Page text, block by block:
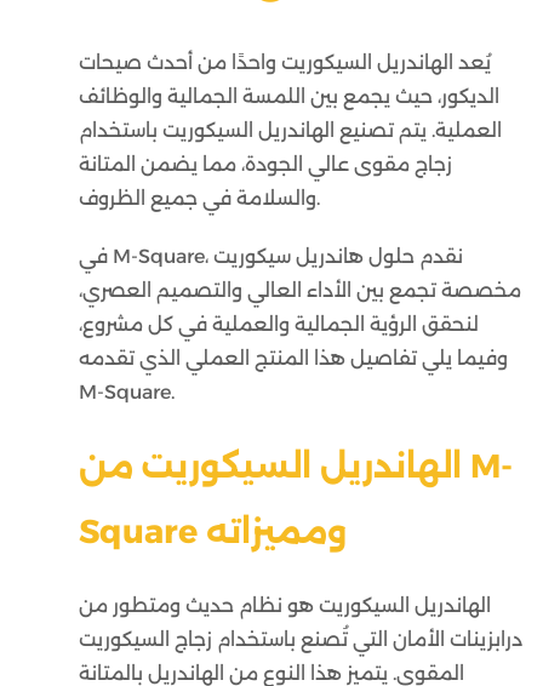
يُعد الهاندريل السيكوريت واحدًا من أحدث صيحات
الديكور، حيث يجمع بين اللمسة الجمالية والوظائف
العملية. يتم تصنيع الهاندريل السيكوريت باستخدام
زجاج مقوى عالي الجودة، مما يضمن المتانة
والسلامة في جميع الظروف.
في M-Square، نقدم حلول هاندريل سيكوريت
مخصصة تجمع بين الأداء العالي والتصميم العصري،
لنحقق الرؤية الجمالية والعملية في كل مشروع،
وفيما يلي تفاصيل هذا المنتج العملي الذي تقدمه
M-Square.
الهاندريل السيكوريت من M-
Square ومميزاته
الهاندريل السيكوريت هو نظام حديث ومتطور من
درابزينات الأمان التي تُصنع باستخدام زجاج السيكوريت
المقوى. يتميز هذا النوع من الهاندريل بالمتانة